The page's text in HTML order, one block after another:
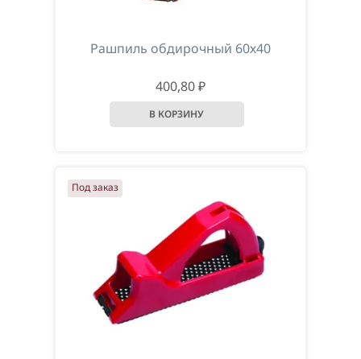
Рашпиль обдирочный 60х40
400,80 ₽
Под заказ